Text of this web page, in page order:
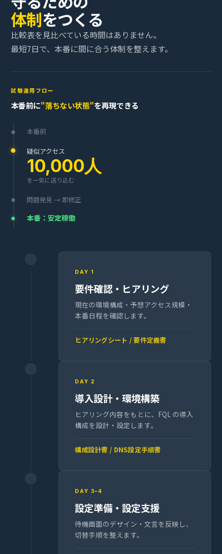
体制をつくる
比較表を見比べている時間はありません。
最短7日で、本番に間に合う体制を整えます。
試験運用フロー
本番前に"落ちない状態"を再現できる
本番前
疑似アクセス
10,000人
を一気に送り込む
問題発見 → 即修正
本番：安定稼働
DAY 1
要件確認・ヒアリング
現在の環境構成・予想アクセス規模・
本番日程を確認します。
ヒアリングシート / 要件定義書
DAY 2
導入設計・環境構築
ヒアリング内容をもとに、FQL の導入
構成を設計・設定します。
構成設計書 / DNS設定手順書
DAY 3–4
設定準備・設定支援
待機画面のデザイン・文言を反映し、
切替手順を整えます。